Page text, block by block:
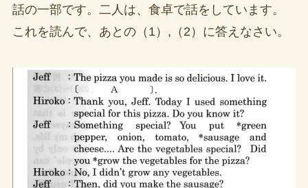
話の一部です。二人は、食卓で話をしています。
これを読んで、あとの（1）,（2）に答えなさい。